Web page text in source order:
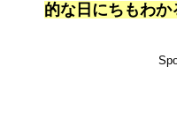
的な日にちもわ